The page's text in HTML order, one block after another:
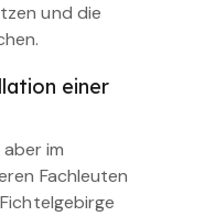
und die
einer
im
Fachleuten